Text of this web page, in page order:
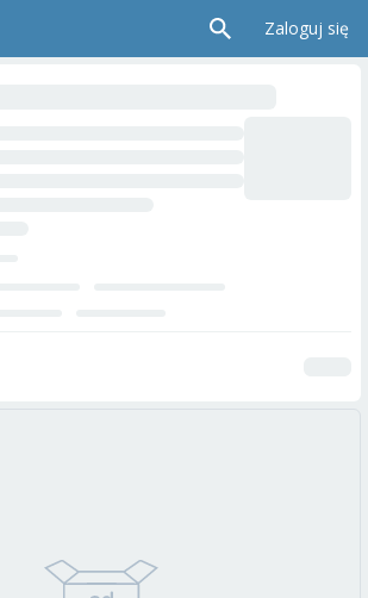
Zaloguj się